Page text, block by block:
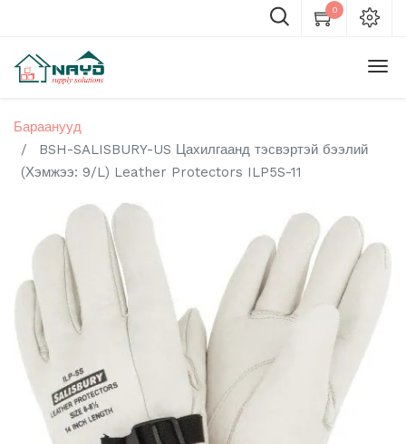
0
Бараанууд
BSH-SALISBURY-US Цахилгаанд тэсвэртэй бээлий
(Хэмжээ: 9/L) Leather Protectors ILP5S-11